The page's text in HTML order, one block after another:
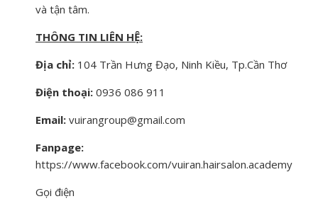
và tận tâm.
THÔNG TIN LIÊN HỆ:
Địa chỉ: 104 Trần Hưng Đạo, Ninh Kiều, Tp.Cần Thơ
Điện thoại: 0936 086 911
Email: vuirangroup@gmail.com
Fanpage:
https://www.facebook.com/vuiran.hairsalon.academy
Gọi điện